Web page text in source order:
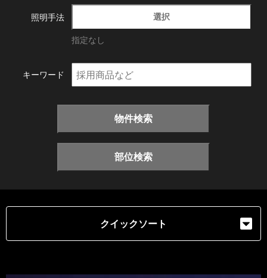
照明手法 選択
指定なし
キーワード
物件検索
部位検索
クイックソート